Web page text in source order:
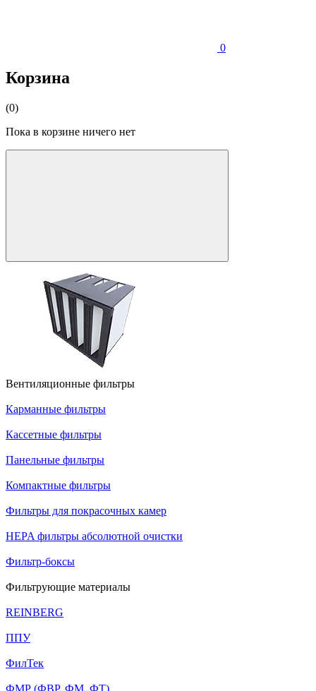
0
Корзина
(0)
Пока в корзине ничего нет
Вентиляционные фильтры
Карманные фильтры
Кассетные фильтры
Панельные фильтры
Компактные фильтры
Фильтры для покрасочных камер
HEPA фильтры абсолютной очистки
Фильтр-боксы
Фильтрующие материалы
REINBERG
ППУ
ФилТек
ФМР (ФВР, ФМ, ФТ)